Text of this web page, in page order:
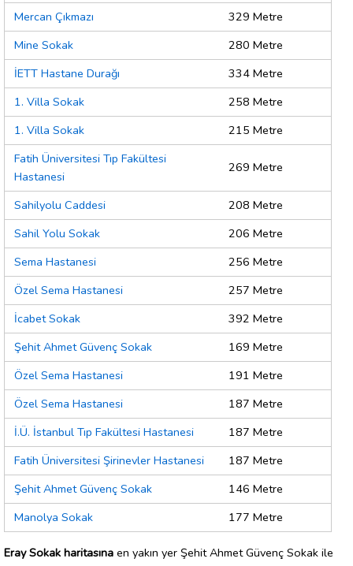
Mercan Çıkmazı
329 Metre
Mine Sokak
280 Metre
İETT Hastane Durağı
334 Metre
1. Villa Sokak
258 Metre
1. Villa Sokak
215 Metre
Fatih Üniversitesi Tıp Fakültesi
Hastanesi
269 Metre
Sahilyolu Caddesi
208 Metre
Sahil Yolu Sokak
206 Metre
Sema Hastanesi
256 Metre
Özel Sema Hastanesi
257 Metre
İcabet Sokak
392 Metre
Şehit Ahmet Güvenç Sokak
169 Metre
Özel Sema Hastanesi
191 Metre
Özel Sema Hastanesi
187 Metre
İ.Ü. İstanbul Tıp Fakültesi Hastanesi
187 Metre
Fatih Üniversitesi Şirinevler Hastanesi
187 Metre
Şehit Ahmet Güvenç Sokak
146 Metre
Manolya Sokak
177 Metre
Eray Sokak haritasına en yakın yer Şehit Ahmet Güvenç Sokak ile